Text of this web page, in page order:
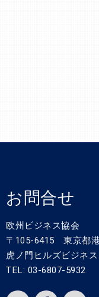
お問合せ
欧州ビジネス協会
〒105-6415 東京都
虎ノ門ヒルズビジネ
TEL: 03-6807-5932